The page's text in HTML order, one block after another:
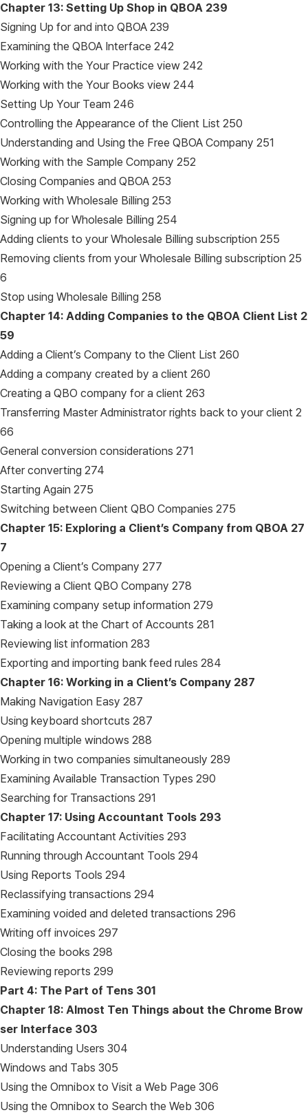
Chapter 13: Setting Up Shop in QBOA 239
Signing Up for and into QBOA 239
Examining the QBOA Interface 242
Working with the Your Practice view 242
Working with the Your Books view 244
Setting Up Your Team 246
Controlling the Appearance of the Client List 250
Understanding and Using the Free QBOA Company 251
Working with the Sample Company 252
Closing Companies and QBOA 253
Working with Wholesale Billing 253
Signing up for Wholesale Billing 254
Adding clients to your Wholesale Billing subscription 255
Removing clients from your Wholesale Billing subscription 25
6
Stop using Wholesale Billing 258
Chapter 14: Adding Companies to the QBOA Client List 2
59
Adding a Client’s Company to the Client List 260
Adding a company created by a client 260
Creating a QBO company for a client 263
Transferring Master Administrator rights back to your client 2
66
General conversion considerations 271
After converting 274
Starting Again 275
Switching between Client QBO Companies 275
Chapter 15: Exploring a Client’s Company from QBOA 27
7
Opening a Client’s Company 277
Reviewing a Client QBO Company 278
Examining company setup information 279
Taking a look at the Chart of Accounts 281
Reviewing list information 283
Exporting and importing bank feed rules 284
Chapter 16: Working in a Client’s Company 287
Making Navigation Easy 287
Using keyboard shortcuts 287
Opening multiple windows 288
Working in two companies simultaneously 289
Examining Available Transaction Types 290
Searching for Transactions 291
Chapter 17: Using Accountant Tools 293
Facilitating Accountant Activities 293
Running through Accountant Tools 294
Using Reports Tools 294
Reclassifying transactions 294
Examining voided and deleted transactions 296
Writing off invoices 297
Closing the books 298
Reviewing reports 299
Part 4: The Part of Tens 301
Chapter 18: Almost Ten Things about the Chrome Brow
ser Interface 303
Understanding Users 304
Windows and Tabs 305
Using the Omnibox to Visit a Web Page 306
Using the Omnibox to Search the Web 306